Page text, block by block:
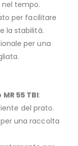
tempo.
per facilitare
la stabilità.
per una
55 TBI:
del prato.
per una raccolta